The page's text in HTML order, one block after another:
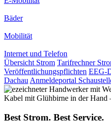
Bäder
Mobilität
Internet und Telefon
Übersicht Strom Tarifrechner
Veröffentlichungspflichten EEG-
Dachau Anmeldeportal
Best Strom. Best Service.